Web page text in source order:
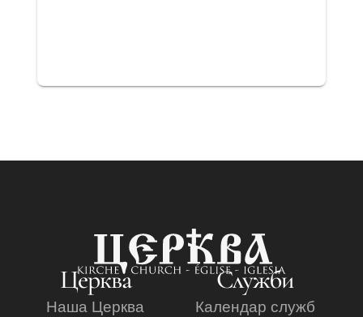
Церква
Наша Церква
Служби
Календар служб